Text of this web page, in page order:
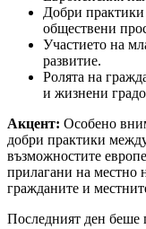
Добри практики
обществени
Участието на
развитие.
Ролята на
и жизнени
Акцент: Особено
добри практики
възможностите
прилагани на местно
гражданите и
Последният ден беше